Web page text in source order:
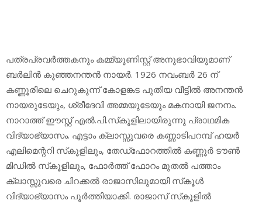
പത്രപ്രവര്‍ത്തകനും കമ്മ്യൂണിസ്റ്റ് അനുഭാവിയുമാണ്
ബര്‍ലിന്‍ കുഞ്ഞനന്തന്‍ നായര്‍. 1926 നവംബര്‍ 26 ന്
കണ്ണൂരിലെ ചെറുകുന്ന് കോളങ്കട പുതിയ വീട്ടില്‍ അനന്തന്‍
നായരുടേയും, ശ്രീദേവി അമ്മയുടേയും മകനായി ജനനം.
നാറാത്ത് ഈസ്റ്റ് എല്‍.പി.സ്‌കൂളിലായിരുന്നു പ്രാഥമിക
വിദ്യാഭ്യാസം. എട്ടാം ക്ലാസ്സുവരെ കണ്ണാടിപറമ്പ് ഹയര്‍
എലിമെന്ററി സ്‌കൂളിലും, തേഡ്‌ഫോറത്തില്‍ കണ്ണൂര്‍ ടൗണ്‍
മിഡില്‍ സ്‌കൂളിലും, ഫോര്‍ത്ത് ഫോറം മുതല്‍ പത്താം
ക്ലാസ്സുവരെ ചിറക്കല്‍ രാജാസിലുമായി സ്‌കൂള്‍
വിദ്യാഭ്യാസം പൂര്‍ത്തിയാക്കി. രാജാസ് സ്‌കൂളില്‍